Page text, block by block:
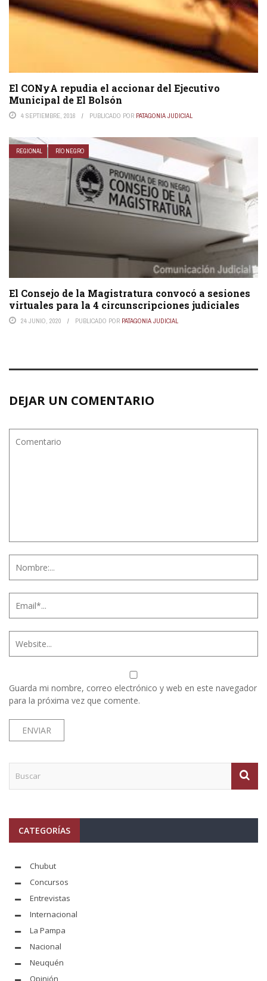
El CONyA repudia el accionar del Ejecutivo
Municipal de El Bolsón
4 SEPTIEMBRE, 2016 PUBLICADO POR PATAGONIA JUDICIAL
REGIONAL RÍO NEGRO
El Consejo de la Magistratura convocó a sesiones
virtuales para la 4 circunscripciones judiciales
24 JUNIO, 2020 PUBLICADO POR PATAGONIA JUDICIAL
DEJAR UN COMENTARIO
Guarda mi nombre, correo electrónico y web en este navegador
para la próxima vez que comente.
CATEGORÍAS
Chubut
Concursos
Entrevistas
Internacional
La Pampa
Nacional
Neuquén
Opinión